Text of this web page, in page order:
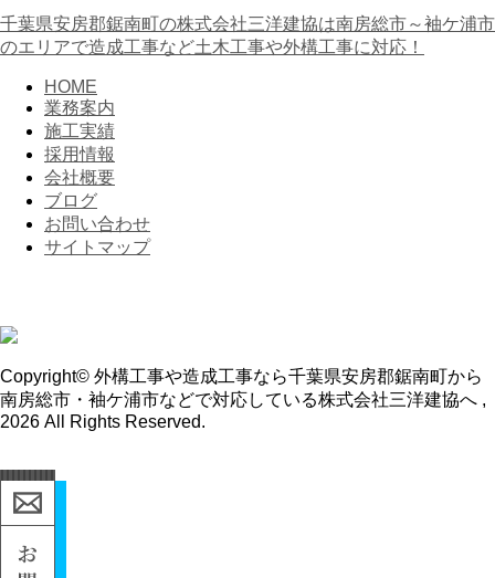
千葉県安房郡鋸南町の株式会社三洋建協は南房総市～袖ケ浦市
のエリアで造成工事など土木工事や外構工事に対応！
HOME
業務案内
施工実績
採用情報
会社概要
ブログ
お問い合わせ
サイトマップ
Copyright© 外構工事や造成工事なら千葉県安房郡鋸南町から
南房総市・袖ケ浦市などで対応している株式会社三洋建協へ ,
2026 All Rights Reserved.